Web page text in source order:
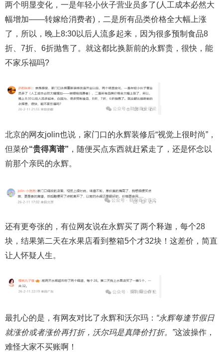
两个明显变化，一是年轻小伙子营业员多了(人工成本必然大
幅增加——转嫁给消费者)，二是所有品类价格全大幅上涨
了，所以，晚上8:30以后人流多起来，因为很多预制食品8
折、7折、6折抛售了。就这都比换新前的永辉贵，很快，能
不家乐福吗?
北京的网友jolin也说，家门口的永辉装修后“视觉上很时尚”，
但菜价“贵得离谱” ，随便买点东西就赶紧走了，还是怀念以
前那个亲民的永辉。
还有更夸张的，有位网友说在永辉买了两个释迦，每个28
块，结果第二天在水果店看到整箱5个才32块！这差价，简直
让人怀疑人生。
最扎心的是，有网友对比了永辉和沃尔玛： “永辉每逢节假日
就涨价或者涨价再打折，沃尔玛是真降价打折。”这波操作，
难怪大家不买账啊！